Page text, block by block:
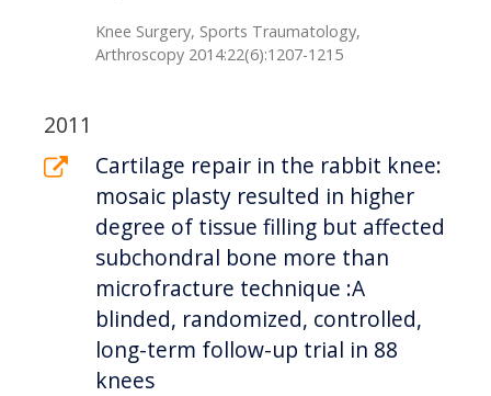
Knee Surgery, Sports Traumatology,
Arthroscopy 2014:22(6):1207-1215
2011
Cartilage repair in the rabbit knee:
mosaic plasty resulted in higher
degree of tissue filling but affected
subchondral bone more than
microfracture technique :A
blinded, randomized, controlled,
long-term follow-up trial in 88
knees